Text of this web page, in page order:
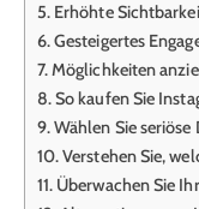
Erhöhte
Gesteigertes
Möglichkeiten
So kaufen Sie
Wählen Sie seriöse
Verstehen Sie,
Überwachen Sie